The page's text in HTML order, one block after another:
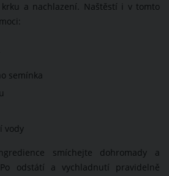
a nachlazení. Naštěstí i v tomto
semínka
vody
smíchejte dohromady a
odstátí a vychladnutí pravidelně